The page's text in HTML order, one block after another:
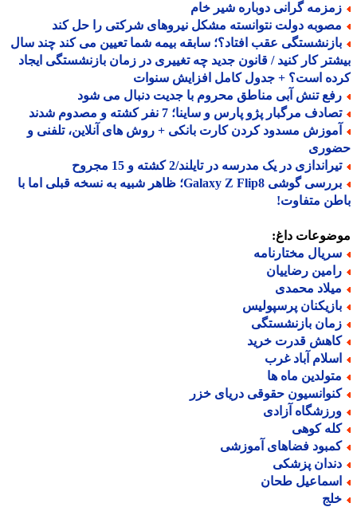
گرانی دوباره شیر خام
دولت نتوانسته مشکل نیروهای شرکتی را حل کند
عقب افتاد؟؛ سابقه بیمه شما تعیین می کند چند سال
کار کنید / قانون جدید چه تغییری در زمان بازنشستگی ایجاد
است؟ + جدول کامل افزایش سنوات
تنش آبی مناطق محروم با جدیت دنبال می شود
مرگبار پژو پارس و ساینا؛ 7 نفر کشته و مصدوم شدند
مسدود کردن کارت بانکی + روش های آنلاین، تلفنی و
در یک مدرسه در تایلند/2 کشته و 15 مجروح
بررسی گوشی Galaxy Z Flip8؛ ظاهر شبیه به نسخه قبلی اما با
متفاوت!
داغ:
مختارنامه
رضاییان
محمدی
پرسپولیس
بازنشستگی
قدرت خرید
آباد غرب
ماه ها
حقوقی دریای خزر
آزادی
کوهی
فضاهای آموزشی
پزشکی
طحان